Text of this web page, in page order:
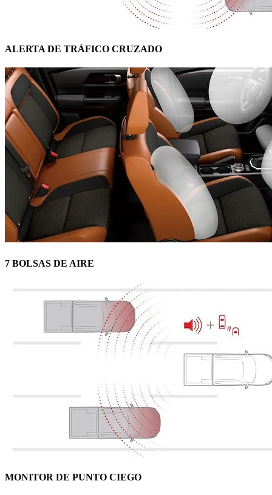
ALERTA DE TRÁFICO CRUZADO
7 BOLSAS DE AIRE
MONITOR DE PUNTO CIEGO